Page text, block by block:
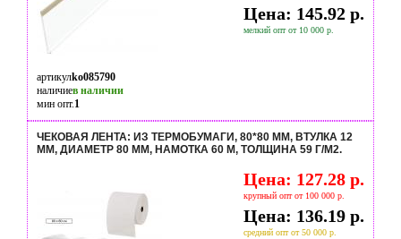
Цена: 145.92 р.
мелкий опт от 10 000 р.
артикулko085790
наличиев наличии
мин опт.1
ЧЕКОВАЯ ЛЕНТА: ИЗ ТЕРМОБУМАГИ, 80*80 ММ, ВТУЛКА 12
ММ, ДИАМЕТР 80 ММ, НАМОТКА 60 М, ТОЛЩИНА 59 Г/М2.
Цена: 127.28 р.
крупный опт от 100 000 р.
Цена: 136.19 р.
средний опт от 50 000 р.